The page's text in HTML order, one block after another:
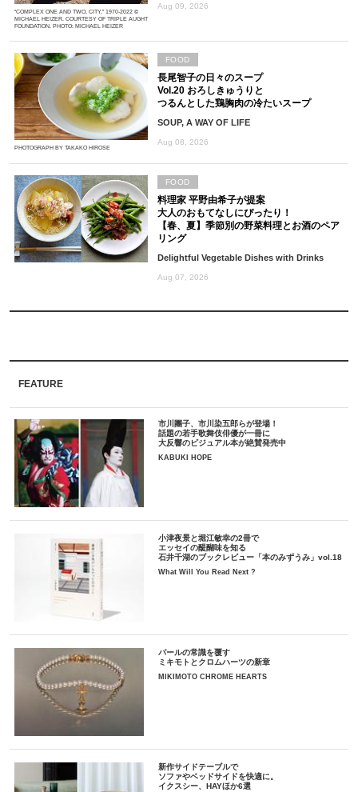
“COMPLEX ONE AND TWO, CITY,” 1970-2022 ©
MICHAEL HEIZER. COURTESY OF TRIPLE AUGHT
FOUNDATION. PHOTO: MICHAEL HEIZER
Aug 09, 2026
PHOTOGRAPH BY TAKAKO HIROSE
長尾智子の日々のスープ
Vol.20 おろしきゅうりと
つるんとした鶏胸肉の冷たいスープ
SOUP, A WAY OF LIFE
Aug 08, 2026
FOOD
料理家 平野由希子が提案
大人のおもてなしにぴったり！
【春、夏】季節別の野菜料理とお酒のペア
リング
Delightful Vegetable Dishes with Drinks
Aug 07, 2026
FOOD
FEATURE
市川團子、市川染五郎らが登場！
話題の若手歌舞伎俳優が一冊に
大反響のビジュアル本が絶賛発売中
KABUKI HOPE
小津夜景と堀江敏幸の2冊で
エッセイの醍醐味を知る
石井千湖のブックレビュー「本のみずうみ」vol.18
What Will You Read Next ?
パールの常識を覆す
ミキモトとクロムハーツの新章
MIKIMOTO CHROME HEARTS
新作サイドテーブルで
ソファやベッドサイドを快適に。
イクスシー、HAYほか6選